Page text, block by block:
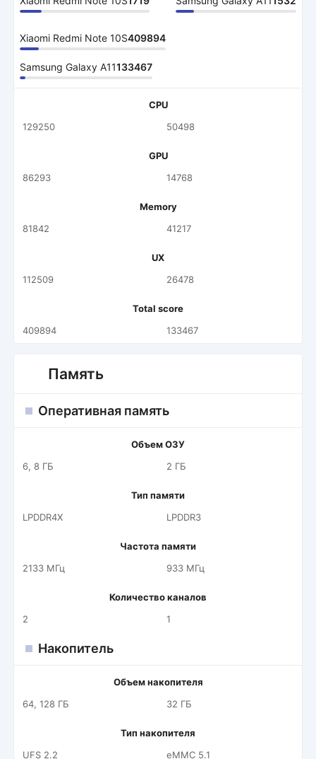
Xiaomi Redmi Note 10S409894
Samsung Galaxy A11133467
CPU
129250
50498
GPU
86293
14768
Memory
81842
41217
UX
112509
26478
Total score
409894
133467
Память
Оперативная память
Объем ОЗУ
6, 8 ГБ
2 ГБ
Тип памяти
LPDDR4X
LPDDR3
Частота памяти
2133 МГц
933 МГц
Количество каналов
2
1
Накопитель
Объем накопителя
64, 128 ГБ
32 ГБ
Тип накопителя
UFS 2.2
eMMC 5.1